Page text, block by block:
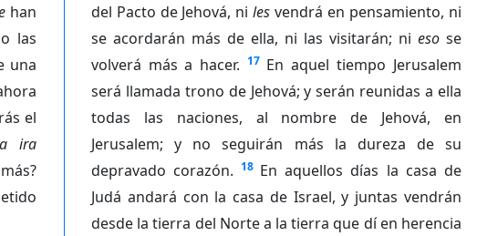
han
las
una
el
ira
del Pacto de Jehová, ni les vendrá en pensamiento, ni
se acordarán más de ella, ni las visitarán; ni eso se
volverá más a hacer. 17 En aquel tiempo Jerusalem
será llamada trono de Jehová; y serán reunidas a ella
todas las naciones, al nombre de Jehová, en
Jerusalem; y no seguirán más la dureza de su
depravado corazón. 18 En aquellos días la casa de
Judá andará con la casa de Israel, y juntas vendrán
desde la tierra del Norte a la tierra que dí en herencia